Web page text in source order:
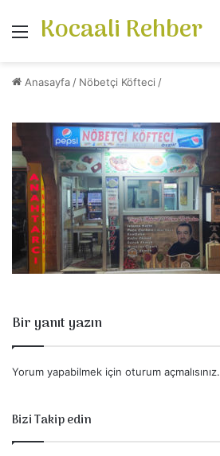
Menü
Kocaali Rehber
Anasayfa / Nöbetçi Köfteci /
Bir yanıt yazın
Yorum yapabilmek için oturum açmalısınız.
Bizi Takip edin